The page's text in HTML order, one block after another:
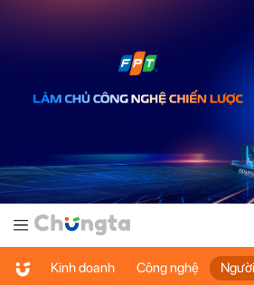
Kinh doanh Công nghệ